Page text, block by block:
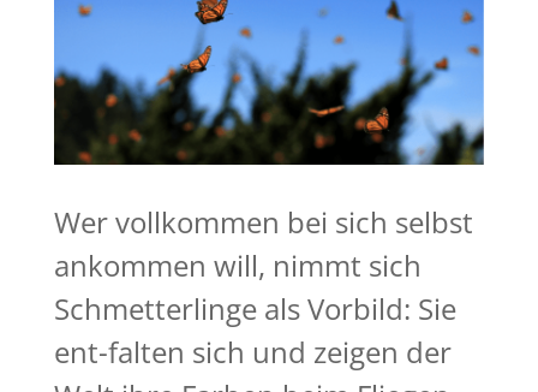
Wer vollkommen bei sich selbst
ankommen will, nimmt sich
Schmetterlinge als Vorbild: Sie
ent-falten sich und zeigen der